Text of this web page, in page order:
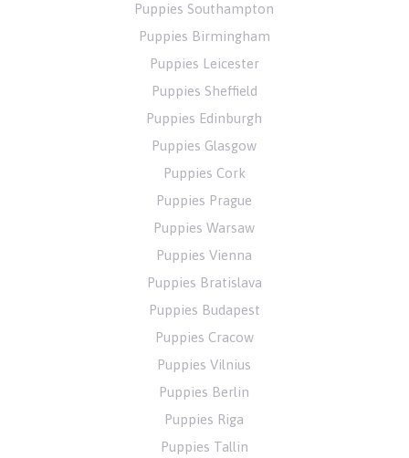
Puppies Southampton
Puppies Birmingham
Puppies Leicester
Puppies Sheffield
Puppies Edinburgh
Puppies Glasgow
Puppies Cork
Puppies Prague
Puppies Warsaw
Puppies Vienna
Puppies Bratislava
Puppies Budapest
Puppies Cracow
Puppies Vilnius
Puppies Berlin
Puppies Riga
Puppies Tallin